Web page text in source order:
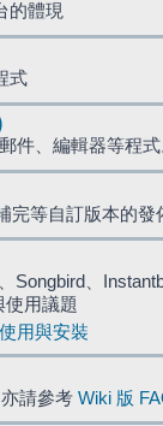
的體現
式
件、編輯器等程
完等自訂版本的發
Songbird、
用議題
用與安裝
請參考 Wiki 版